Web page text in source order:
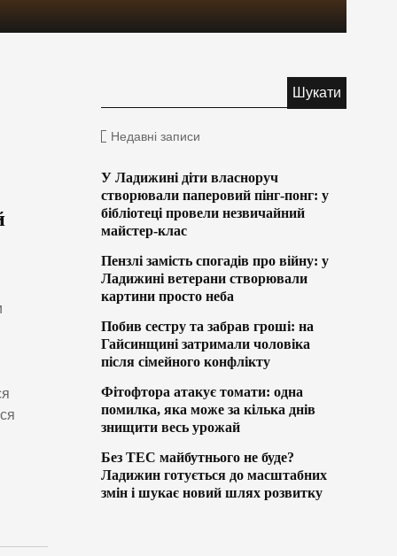
Недавні записи
У Ладижині діти власноруч
створювали паперовий пінг-понг: у
бібліотеці провели незвичайний
майстер-клас
Пензлі замість спогадів про війну: у
Ладижині ветерани створювали
картини просто неба
Побив сестру та забрав гроші: на
Гайсинщині затримали чоловіка
після сімейного конфлікту
Фітофтора атакує томати: одна
помилка, яка може за кілька днів
знищити весь урожай
Без ТЕС майбутнього не буде?
Ладижин готується до масштабних
змін і шукає новий шлях розвитку